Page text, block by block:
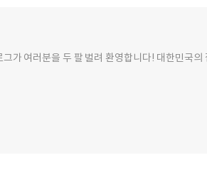
가 여러분을 두 팔 벌려 환영합니다! 대한민국